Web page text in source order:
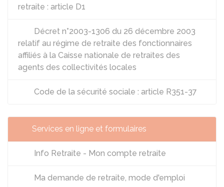
retraite : article D1
Décret n°2003-1306 du 26 décembre 2003
relatif au régime de retraite des fonctionnaires
affiliés à la Caisse nationale de retraites des
agents des collectivités locales
Code de la sécurité sociale : article R351-37
Services en ligne et formulaires
Info Retraite - Mon compte retraite
Ma demande de retraite, mode d'emploi